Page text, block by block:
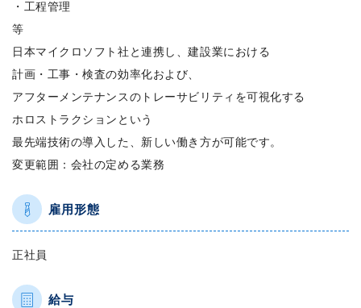
・工程管理
等
日本マイクロソフト社と連携し、建設業における
計画・工事・検査の効率化および、
アフターメンテナンスのトレーサビリティを可視化する
ホロストラクションという
最先端技術の導入した、新しい働き方が可能です。
変更範囲：会社の定める業務
雇用形態
正社員
給与